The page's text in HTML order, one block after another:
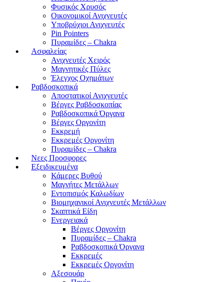
Φυσικός Χρυσός
Οικονομικοί Ανιχνευτές
Υποβρύχιοι Ανιχνευτές
Pin Pointers
Πυραμίδες – Chakra
Ασφαλείας
Ανιχνευτές Χειρός
Μαγνητικές Πύλες
Έλεγχος Οχημάτων
Ραβδοσκοπικά
Αποστατικοί Ανιχνευτές
Βέργες Ραβδοσκοπίας
Ραβδοσκοπικά Όργανα
Βέργες Οργονίτη
Εκκρεμή
Εκκρεμές Οργονίτη
Πυραμίδες – Chakra
Νεες Προσφορες
Εξειδικευμένα
Κάμερες Βυθού
Μαγνήτες Μετάλλων
Εντοπισμός Καλωδίων
Βιομηχανικοί Ανιχνευτές Μετάλλων
Σκαπτικά Είδη
Ενεργειακά
Βέργες Οργονίτη
Πυραμίδες – Chakra
Ραβδοσκοπικά Όργανα
Εκκρεμές
Εκκρεμές Οργονίτη
Αξεσουάρ